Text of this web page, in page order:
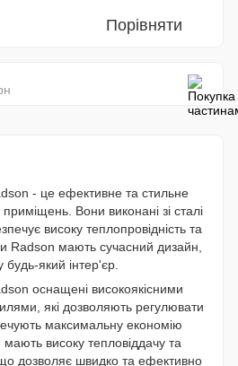
Порівняти
- це ефективне та стильне
Вони виконані зі сталі
високу теплопровідність та
Radson мають сучасний дизайн,
який інтер'єр.
оснащені високоякісними
які дозволяють регулювати
максимальну економію
мають високу тепловіддачу та
дозволяє швидко та ефективно